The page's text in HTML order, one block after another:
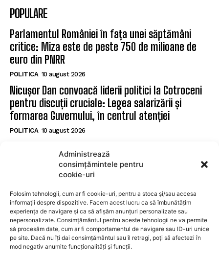
Administrează
consimțămintele pentru
cookie-uri
Folosim tehnologii, cum ar fi cookie-uri, pentru a stoca și/sau accesa
informații despre dispozitive. Facem acest lucru ca să îmbunătățim
experiența de navigare și ca să afișăm anunțuri personalizate sau
nepersonalizate. Consimțământul pentru aceste tehnologii ne va permite
să procesăm date, cum ar fi comportamentul de navigare sau ID-uri unice
pe site. Dacă nu îți dai consimțământul sau îl retragi, poți să afectezi în
mod negativ anumite funcționalități și funcții.
POPULARE
Parlamentul României în fața unei săptămâni
critice: Miza este de peste 750 de milioane de
euro din PNRR
POLITICA 10 august 2026
Nicușor Dan convoacă liderii politici la Cotroceni
pentru discuții cruciale: Legea salarizării și
formarea Guvernului, în centrul atenției
POLITICA 10 august 2026
fonduri europene înaintea întâlnirii de la
SUBSCRIBE